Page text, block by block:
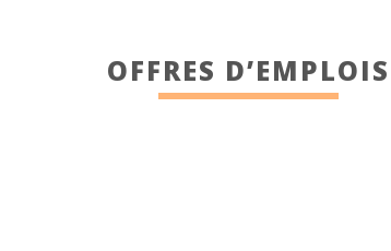
OFFRES D’EMPLOIS